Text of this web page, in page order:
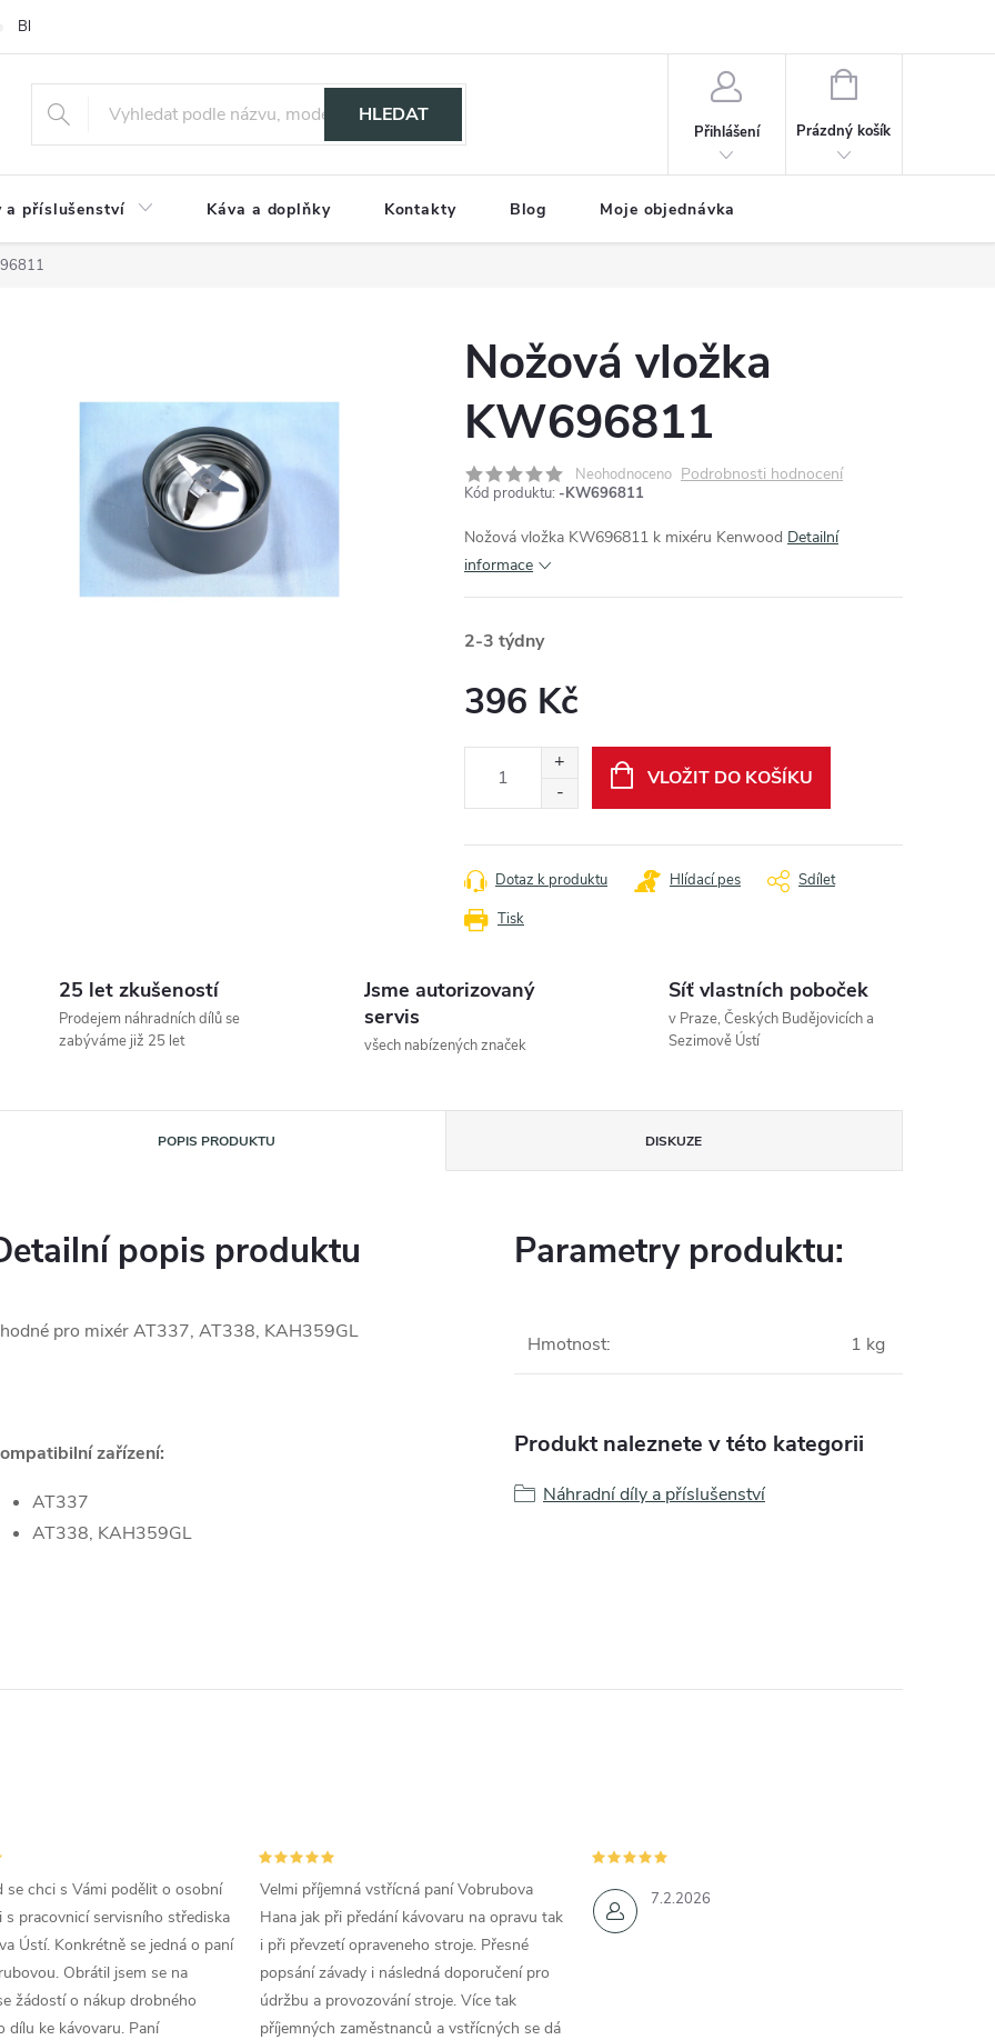
Blog
HLEDAT
Přihlášení
NÁKUPNÍ
Prázdný košík
a příslušenství Káva a doplňky Kontakty Blog Moje objednávka
Nožová vložka
KW696811
Neohodnoceno Podrobnosti hodnocení
Kód produktu: -KW696811
Nožová vložka KW696811 k mixéru Kenwood Detailní
informace
2-3 týdny
396 Kč
VLOŽIT DO KOŠÍKU
Tisk
Dotaz k produktu Hlídací pes Sdílet
25 let zkušeností
Prodejem náhradních dílů se
zabýváme již 25 let
Jsme autorizovaný
servis
všech nabízených značek
Síť vlastních poboček
v Praze, Českých Budějovicích a
Sezimově Ústí
POPIS PRODUKTU DISKUZE
popis produktu
pro mixér AT337, AT338, KAH359GL
zařízení:
AT337
AT338, KAH359GL
Parametry produktu:
Hmotnost: 1 kg
Produkt naleznete v této kategorii
Náhradní díly a příslušenství
se chci s Vámi podělit o osobní
s pracovnicí servisního střediska
Ústí. Konkrétně se jedná o paní
Obrátil jsem se na
žádostí o nákup drobného
dílu ke kávovaru. Paní
Velmi příjemná vstřícná paní Vobrubova
Hana jak při předání kávovaru na opravu tak
i při převzetí opraveneho stroje. Přesné
popsání závady i následná doporučení pro
údržbu a provozování stroje. Více tak
příjemných zaměstnanců a vstřícných se dá
7.2.2026